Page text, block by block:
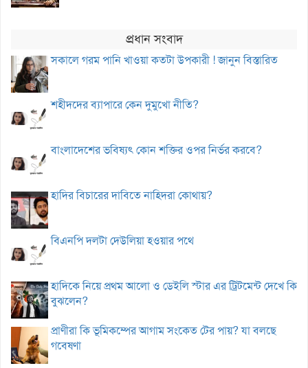
প্রধান সংবাদ
সকালে গরম পানি খাওয়া কতটা উপকারী ! জানুন বিস্তারিত
শহীদদের ব্যাপারে কেন দুমুখো নীতি?
বাংলাদেশের ভবিষ্যৎ কোন শক্তির ওপর নির্ভর করবে?
হাদির বিচারের দাবিতে নাহিদরা কোথায়?
বিএনপি দলটা দেউলিয়া হওয়ার পথে
হাদিকে নিয়ে প্রথম আলো ও ডেইলি স্টার এর ট্রিটমেন্ট দেখে কি
বুঝলেন?
প্রাণীরা কি ভূমিকম্পের আগাম সংকেত টের পায়? যা বলছে
গবেষণা